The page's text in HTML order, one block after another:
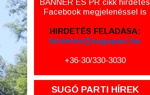
BANNER ÉS PR cikk hirdetés
Facebook megjelenéssel is
HIRDETÉS FELADÁSA:
hirdetes@sugopart.hu
+36-30/330-3030
SUGÓ PARTI HÍREK